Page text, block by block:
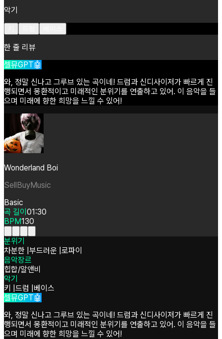
악기
한 줄 리뷰
셀뮤GPT🤖
와, 정말 신나고 그루브 있는 곡이네! 드럼과 신디사이저가 빠르게 진
행되면서 몽환적이고 미래적인 분위기를 연출하고 있어. 이 음악을 들
으며 미래에 향한 희망을 느낄 수 있어!
Wonderland Boi
SellBuyMusic
Basic
곡 길이 01:30
BPM130
분위기
차분한 부드러운 로파이
음악장르
힙합/알앤비
악기
키 드럼
베이스
셀뮤GPT🤖
와, 정말 신나고 그루브 있는 곡이네! 드럼과 신디사이저가 빠르게 진
행되면서 몽환적이고 미래적인 분위기를 연출하고 있어. 이 음악을 들
으며 미래에 향한 희망을 느낄 수 있어!